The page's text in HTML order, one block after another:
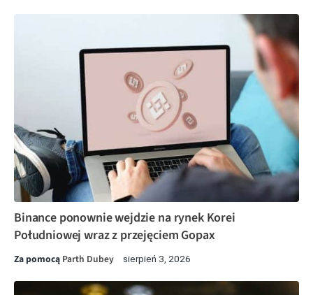
Binance ponownie wejdzie na rynek Korei
Południowej wraz z przejęciem Gopax
Za pomocą Parth Dubey sierpień 3, 2026